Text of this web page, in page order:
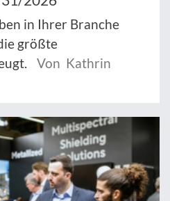
in Ihrer Branche
größte
Von Kathrin